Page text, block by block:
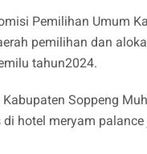
Pemilihan Umum
pemilihan dan
tahun2024.
Soppeng
hotel meryam